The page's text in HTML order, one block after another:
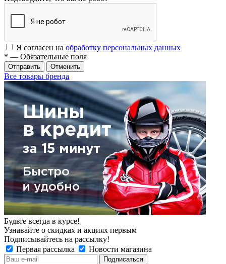
Я согласен на обработку персональных данных
* — Обязательные поля
Отменить
Все товары бренда
Будьте всегда в курсе!
Узнавайте о скидках и акциях первым
Подписывайтесь на рассылку!
Первая рассылка
Новости магазина